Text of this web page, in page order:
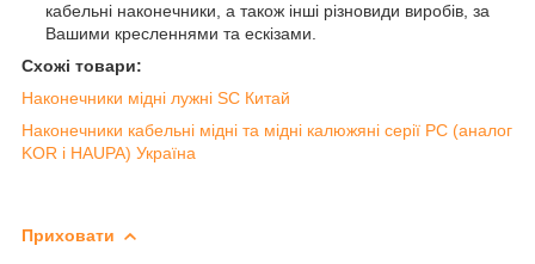
кабельні наконечники, а також інші різновиди виробів, за
Вашими кресленнями та ескізами.
Схожі товари:
Наконечники мідні лужні SC Китай
Наконечники кабельні мідні та мідні калюжяні серії РС (аналог
KOR і HAUPA) Україна
Приховати